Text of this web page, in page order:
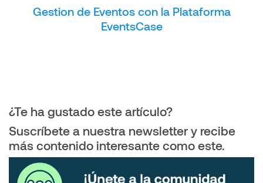
Gestion de Eventos con la Plataforma
EventsCase
¿Te ha gustado este artículo?
Suscríbete a nuestra newsletter y recibe
más contenido interesante como este.